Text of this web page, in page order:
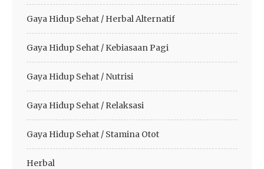
Gaya Hidup Sehat / Herbal Alternatif
Gaya Hidup Sehat / Kebiasaan Pagi
Gaya Hidup Sehat / Nutrisi
Gaya Hidup Sehat / Relaksasi
Gaya Hidup Sehat / Stamina Otot
Herbal